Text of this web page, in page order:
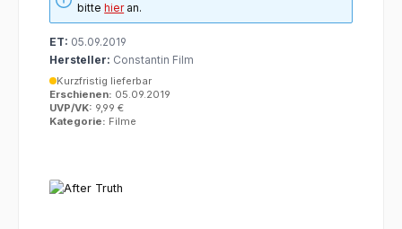
bittehieran.
ET: 05.09.2019
Hersteller: Constantin Film
Kurzfristig lieferbar
Erschienen: 05.09.2019
UVP/VK: 9,99 €
Kategorie: Filme